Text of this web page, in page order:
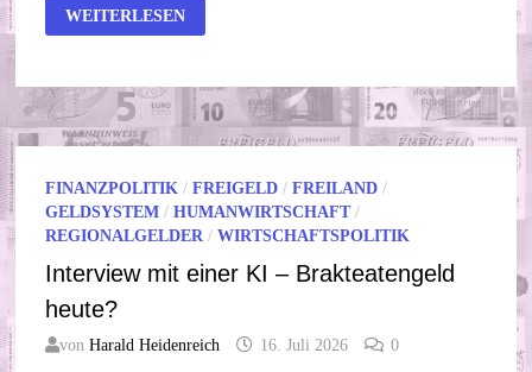
INTERVIEW
MIT
PRO
UMLAUFSICHERUNG
WEITERLESEN
FINANZPOLITIK /FREIGELD /FREILAND /
GELDSYSTEM /HUMANWIRTSCHAFT/
REGIONALGELDER /WIRTSCHAFTSPOLITIK
Interview mit einer KI – Brakteatengeld
heute?
vonHarald Heidenreich 16. Juli 2026 0